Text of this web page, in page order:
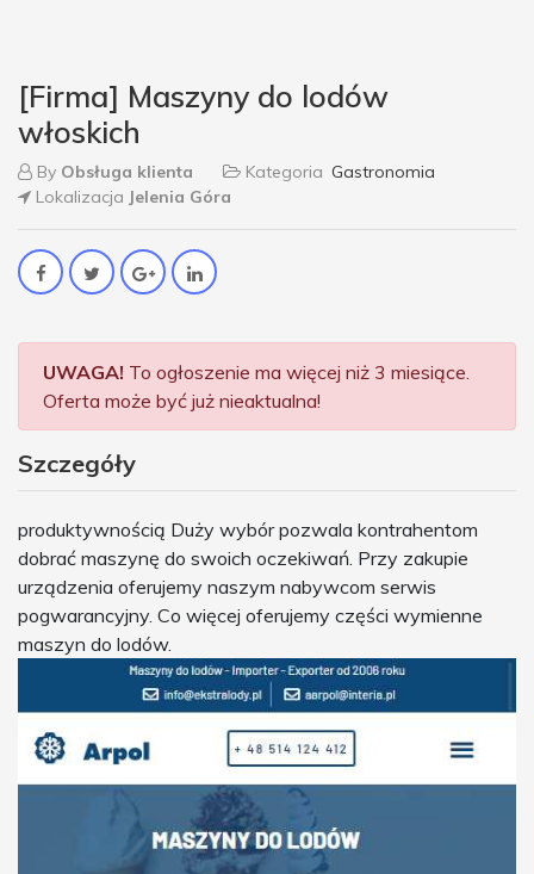
[Firma] Maszyny do lodów
włoskich
By Obsługa klienta Kategoria Gastronomia
Lokalizacja Jelenia Góra
UWAGA! To ogłoszenie ma więcej niż 3 miesiące.
Oferta może być już nieaktualna!
Szczegóły
produktywnością Duży wybór pozwala kontrahentom
dobrać maszynę do swoich oczekiwań. Przy zakupie
urządzenia oferujemy naszym nabywcom serwis
pogwarancyjny. Co więcej oferujemy części wymienne
maszyn do lodów.